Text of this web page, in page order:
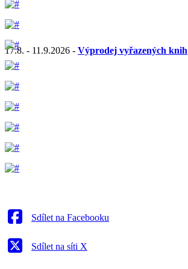
17.8. - 11.9.2026 - Výprodej vyřazených knih
Sdílet na Facebooku
Sdílet na síti X